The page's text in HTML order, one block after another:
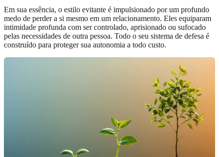
Em sua essência, o estilo evitante é impulsionado por um profundo
medo de perder a si mesmo em um relacionamento. Eles equiparam
intimidade profunda com ser controlado, aprisionado ou sufocado
pelas necessidades de outra pessoa. Todo o seu sistema de defesa é
construído para proteger sua autonomia a todo custo.